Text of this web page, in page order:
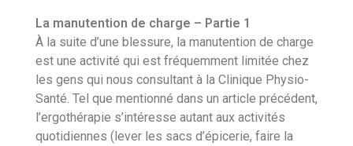
La manutention de charge – Partie 1
À la suite d’une blessure, la manutention de charge
est une activité qui est fréquemment limitée chez
les gens qui nous consultant à la Clinique Physio-
Santé. Tel que mentionné dans un article précédent,
l’ergothérapie s’intéresse autant aux activités
quotidiennes (lever les sacs d’épicerie, faire la